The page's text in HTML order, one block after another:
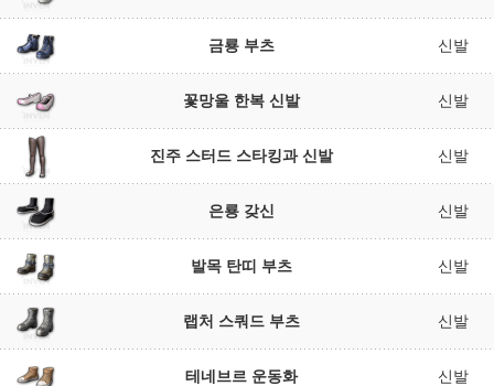
금룡 부츠 신발
꽃망울 한복 신발 신발
진주 스터드 스타킹과 신발 신발
은룡 갖신 신발
발목 탄띠 부츠 신발
랩처 스쿼드 부츠 신발
테네브르 운동화 신발